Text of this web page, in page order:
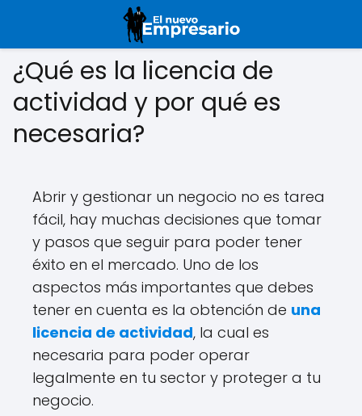
¿Qué es la licencia de
actividad y por qué es
necesaria?
Abrir y gestionar un negocio no es tarea
fácil, hay muchas decisiones que tomar
y pasos que seguir para poder tener
éxito en el mercado. Uno de los
aspectos más importantes que debes
tener en cuenta es la obtención de una
licencia de actividad, la cual es
necesaria para poder operar
legalmente en tu sector y proteger a tu
negocio.